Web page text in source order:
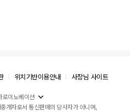
위치기반이용안내 사장님 사이트
로이노베이션
개자로서 통신판매의 당사자가 아니며,